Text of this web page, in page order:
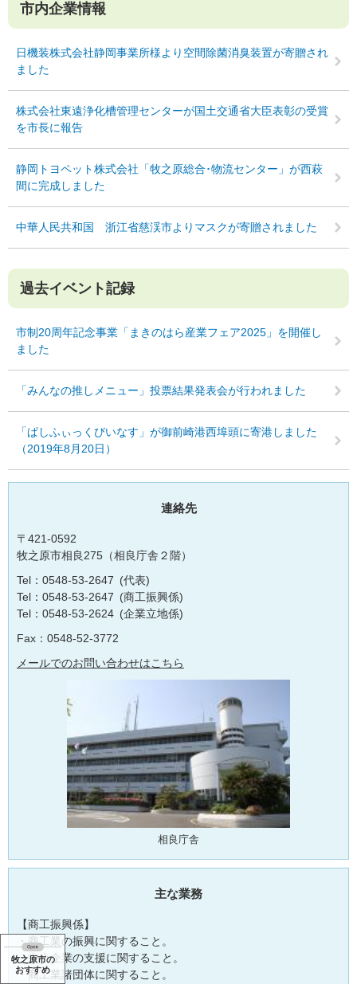
市内企業情報
日機装株式会社静岡事業所様より空間除菌消臭装置が寄贈され
ました
株式会社東遠浄化槽管理センターが国土交通省大臣表彰の受賞
を市長に報告
静岡トヨペット株式会社「牧之原総合･物流センター」が西萩
間に完成しました
中華人民共和国 浙江省慈渓市よりマスクが寄贈されました
過去イベント記録
市制20周年記念事業「まきのはら産業フェア2025」を開催し
ました
「みんなの推しメニュー」投票結果発表会が行われました
「ぱしふぃっくびいなす」が御前崎港西埠頭に寄港しました
（2019年8月20日）
連絡先
〒421-0592
牧之原市相良275（相良庁舎２階）
Tel：0548-53-2647
代表
Tel：0548-53-2647
商工振興係
Tel：0548-53-2624
企業立地係
Fax：0548-52-3772
メールでのお問い合わせはこちら
相良庁舎
主な業務
【商工振興係】
・商工業の振興に関すること。
・中小企業の支援に関すること。
・商工業諸団体に関すること。
牧之原市の
おすすめ